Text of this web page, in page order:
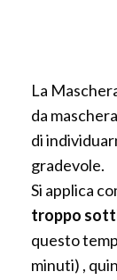
La
da
di
gradevole.
Si applica
troppo
questo
minuti) ,